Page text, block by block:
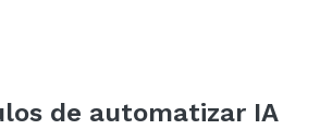
de automatizar IA